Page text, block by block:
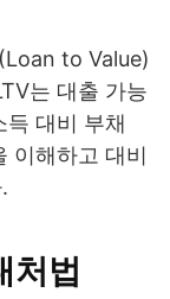
to Value)
는 대출 가능
득 대비 부채
이해하고 대비
처법